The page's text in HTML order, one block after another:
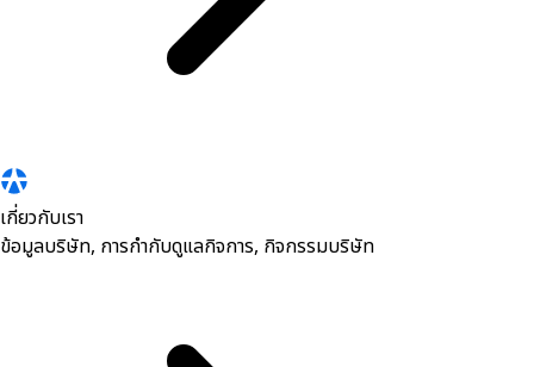
เกี่ยวกับเรา
ข้อมูลบริษัท, การกำกับดูแลกิจการ, กิจกรรมบริษัท